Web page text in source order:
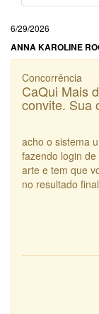
6/29/2026
ANNA KAROLINE
Concorrência
CaQui Mais
convite. Sua
acho o sistema
fazendo login
arte e tem que
no resultado